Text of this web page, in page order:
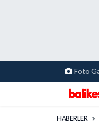
Foto
HABERLER